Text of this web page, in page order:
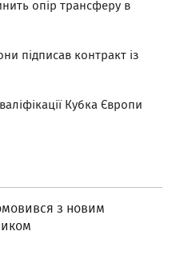
опір трансферу в
підписав контракт із
Кубка Європи
з новим